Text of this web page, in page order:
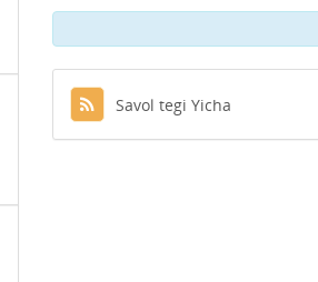
Savol tegi Yicha